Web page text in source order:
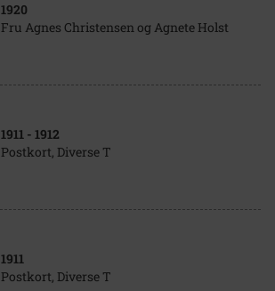
1920
Fru Agnes Christensen og Agnete Holst
1911 - 1912
Postkort, Diverse T
1911
Postkort, Diverse T